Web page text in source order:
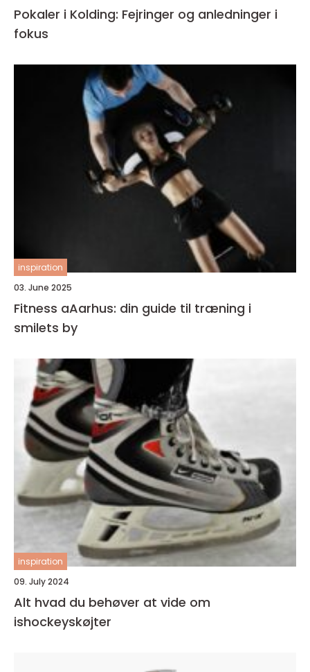
Pokaler i Kolding: Fejringer og anledninger i
fokus
inspiration
03. June 2025
Fitness aAarhus: din guide til træning i
smilets by
inspiration
09. July 2024
Alt hvad du behøver at vide om
ishockeyskøjter